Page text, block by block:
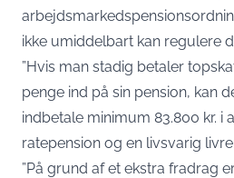
ikke umiddelbart kan regulere
”Hvis man stadig betaler
penge ind på sin pension, kan
indbetale minimum 83.800 kr. i
ratepension og en livsvarig
”På grund af et ekstra fradrag